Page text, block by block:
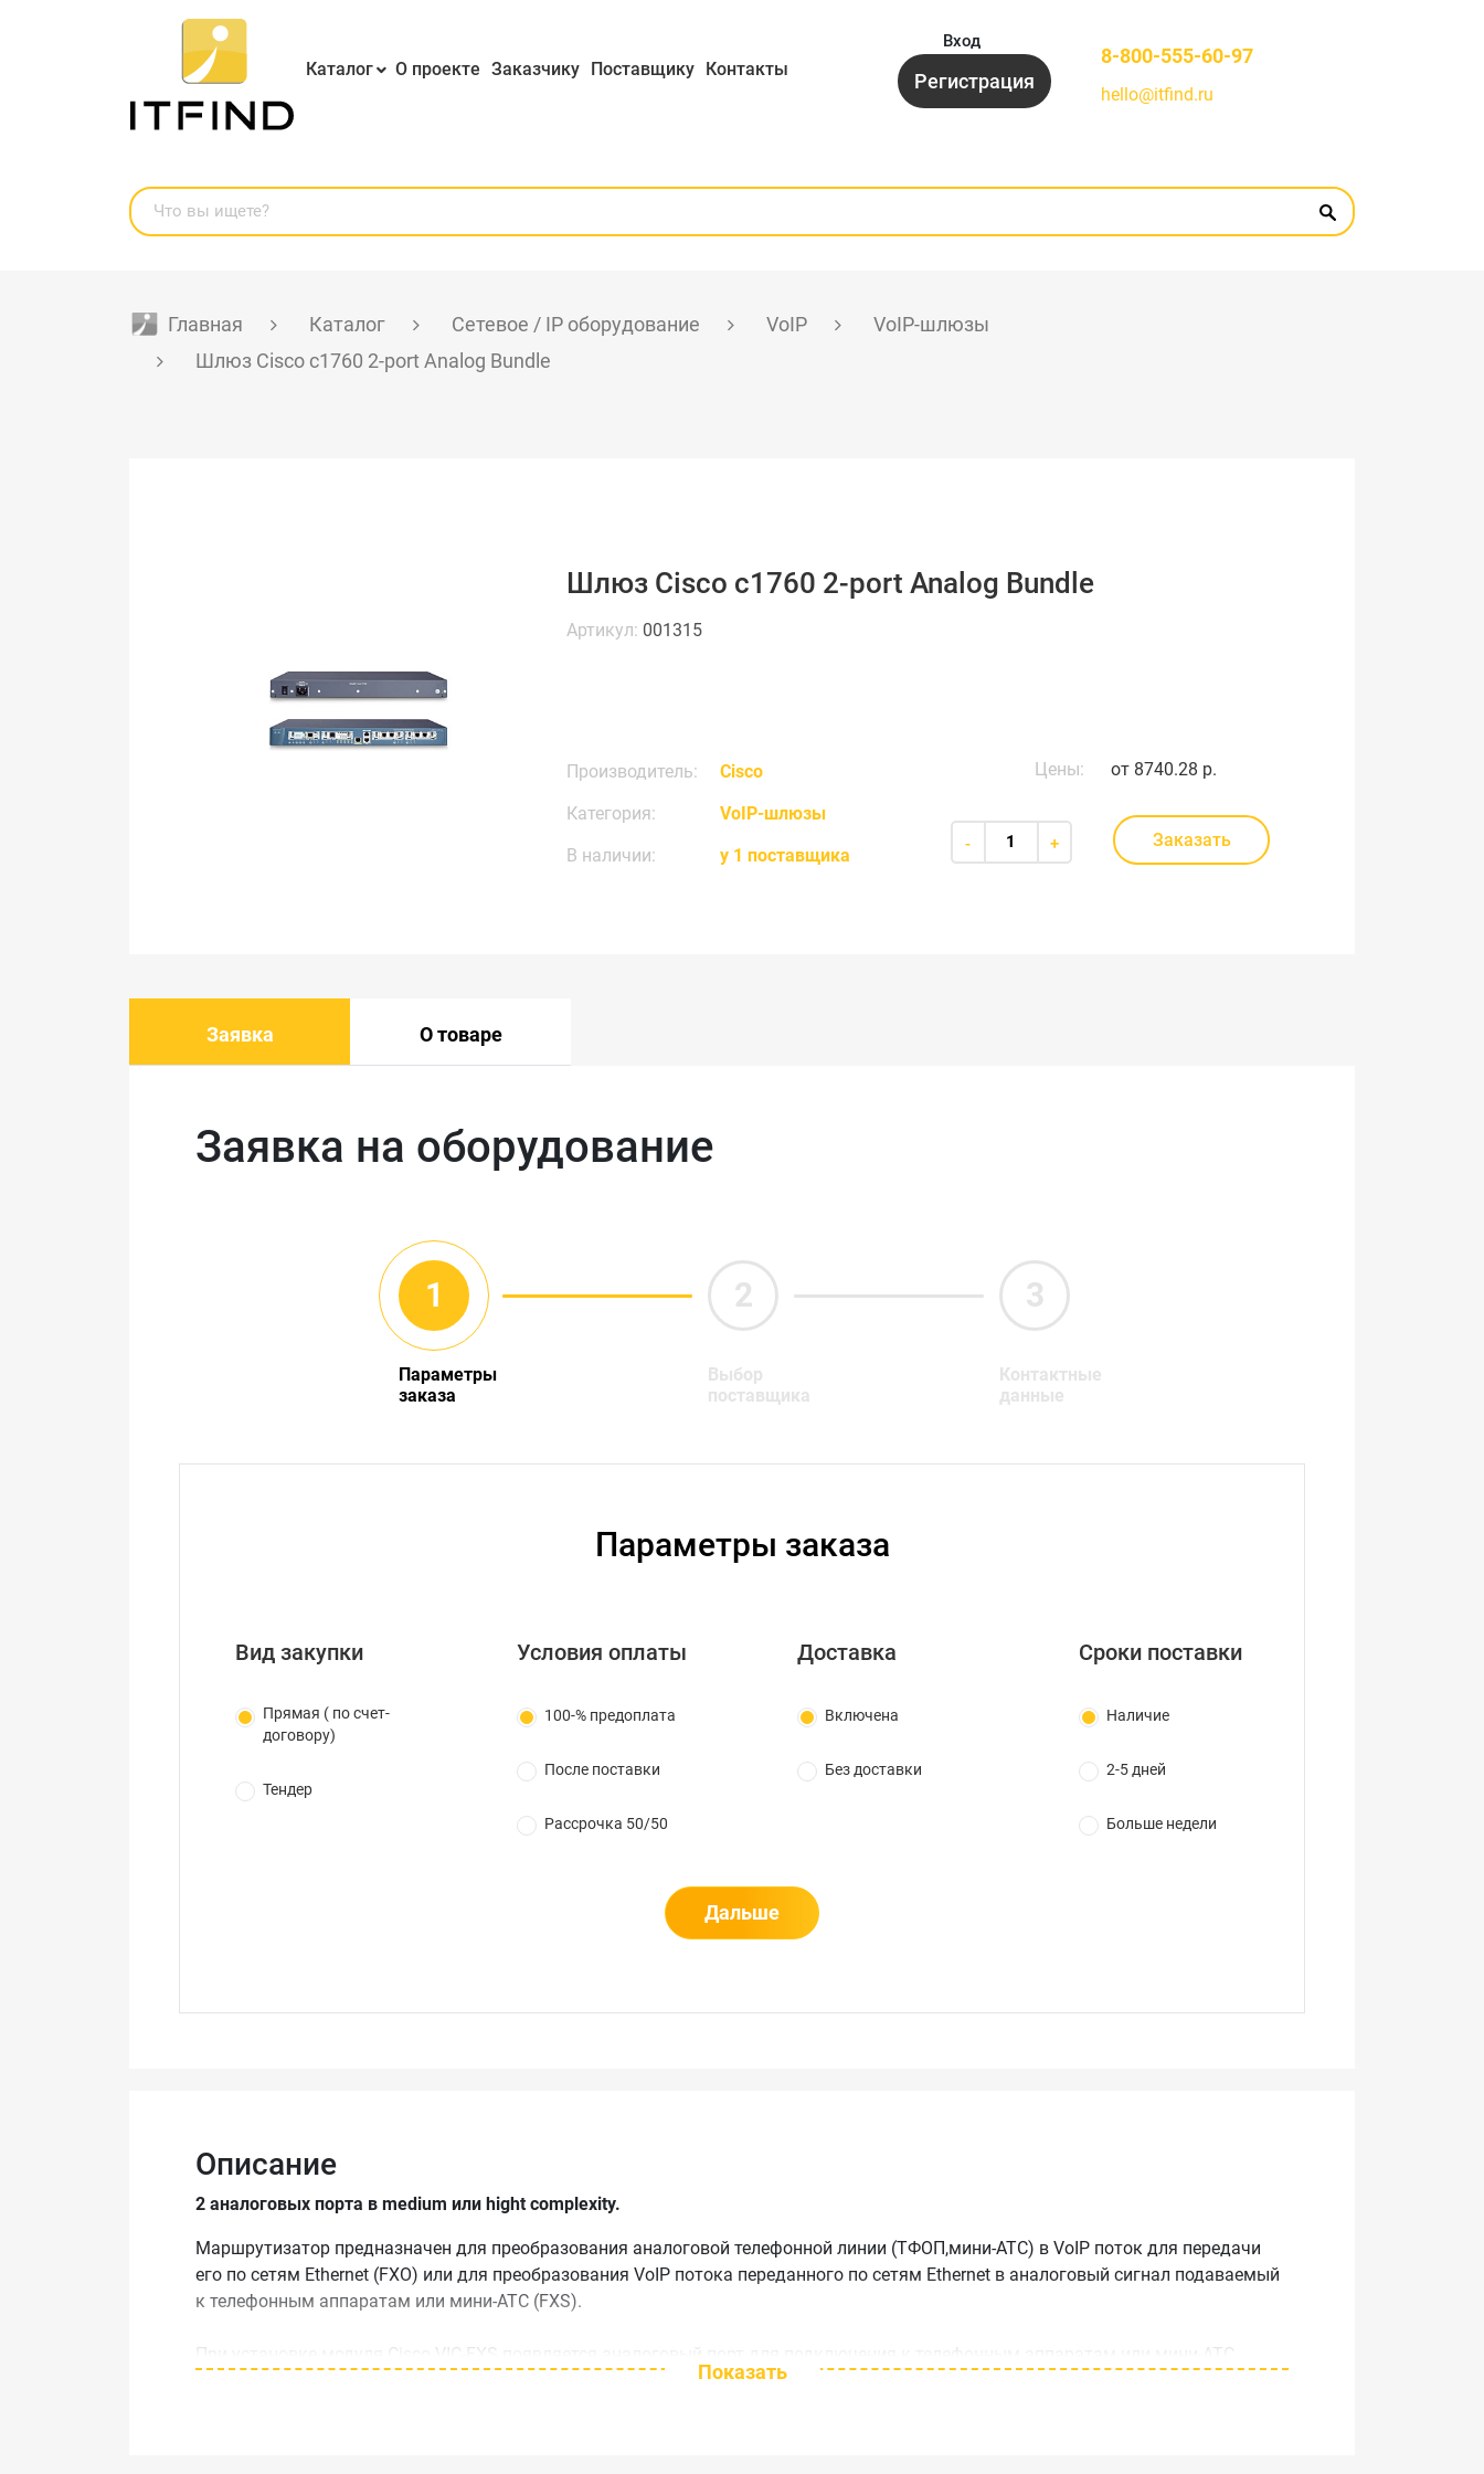
Каталог О проекте Заказчику Поставщику Контакты
Вход
Регистрация
8-800-555-60-97
hello@itfind.ru
Главная Каталог Сетевое / IP оборудование VoIP
VoIP-шлюзы
Шлюз Cisco c1760 2-port Analog Bundle
Шлюз Cisco c1760 2-port Analog Bundle
Артикул: 001315
Производитель:
Cisco
Категория:
VoIP-шлюзы
В наличии:
у 1 поставщика
Цены: от 8740.28 р.
- + Заказать
Заявка О товаре
Описание
2 аналоговых порта в medium или hight complexity.
Маршрутизатор предназначен для преобразования аналоговой телефонной линии (ТФОП,мини-АТС) в VoIP поток для передачи
его по сетям Ethernet (FXO) или для преобразования VoIP потока переданного по сетям Ethernet в аналоговый сигнал подаваемый
к телефонным аппаратам или мини-АТС (FXS).
При установке модуля Cisco VIC-FXS появляется аналоговый порт для подключения к телефонным аппаратам или мини-АТС.
При установке модуля Cisco VIC-FXO появляется аналоговый порт для подключения к ТФОП или мини-АТС.
Показать
Заявка на оборудование
Параметры
заказа
Выбор
поставщика
Контактные
данные
Параметры заказа
Вид закупки
Прямая ( по счет-
договору)
Тендер
Условия оплаты
100-% предоплата
После поставки
Рассрочка 50/50
Доставка
Включена
Без доставки
Сроки поставки
Наличие
2-5 дней
Больше недели
Дальше